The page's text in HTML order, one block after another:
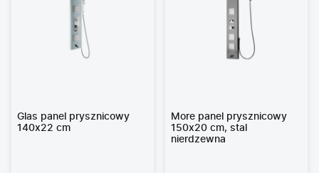
Glas panel prysznicowy
140x22 cm
More panel prysznicowy
150x20 cm, stal
nierdzewna